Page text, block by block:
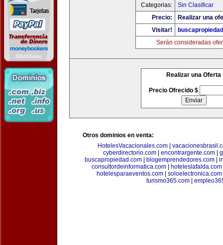
Categorias:
Sin Clasificar
Precio:
Realizar una
Visitar!
Serán consideradas
Realizar una Oferta
Precio Ofrecido $
Otros dominios en venta:
HotelesVacacionales.com|
cyberdirectorio.com| encontrargente.com|
buscapropiedad.com| blogemprendedores.com|
consultordeinformatica.com| hoteleslafalda.com
hotelesparaeventos.com
soloelectronica.com
turismo365.com